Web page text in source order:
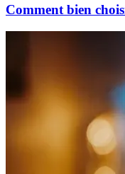
Comment bien